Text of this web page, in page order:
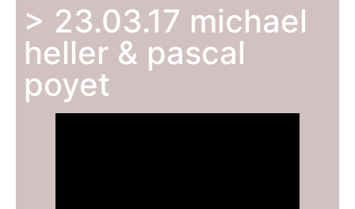
> 23.03.17 michael
heller & pascal
poyet